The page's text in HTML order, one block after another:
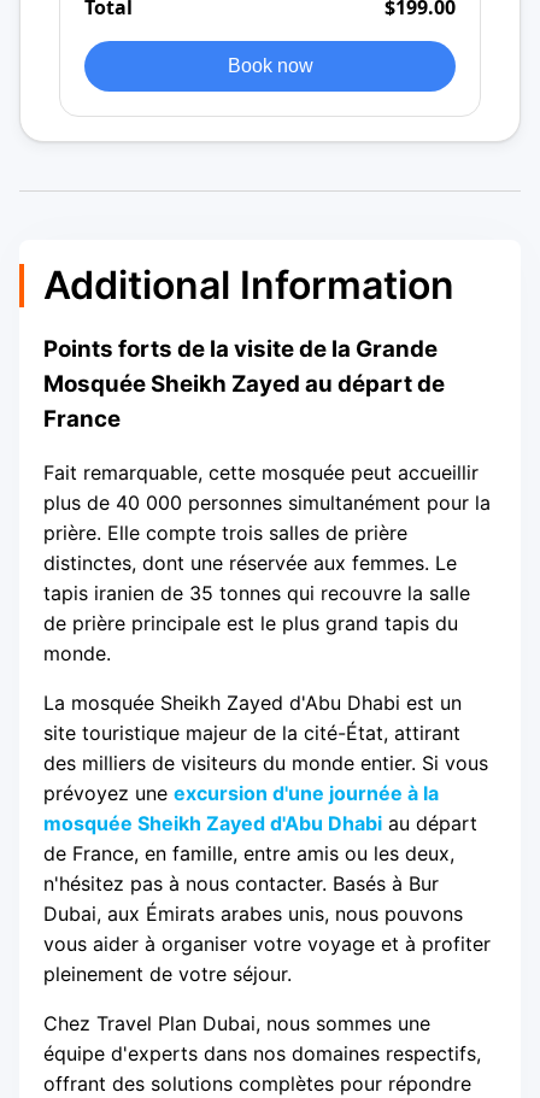
Total $199.00
Book now
Additional Information
Points forts de la visite de la Grande
Mosquée Sheikh Zayed au départ de
France
Fait remarquable, cette mosquée peut accueillir
plus de 40 000 personnes simultanément pour la
prière. Elle compte trois salles de prière
distinctes, dont une réservée aux femmes. Le
tapis iranien de 35 tonnes qui recouvre la salle
de prière principale est le plus grand tapis du
monde.
La mosquée Sheikh Zayed d'Abu Dhabi est un
site touristique majeur de la cité-État, attirant
des milliers de visiteurs du monde entier. Si vous
prévoyez une excursion d'une journée à la
mosquée Sheikh Zayed d'Abu Dhabi au départ
de France, en famille, entre amis ou les deux,
n'hésitez pas à nous contacter. Basés à Bur
Dubai, aux Émirats arabes unis, nous pouvons
vous aider à organiser votre voyage et à profiter
pleinement de votre séjour.
Chez Travel Plan Dubai, nous sommes une
équipe d'experts dans nos domaines respectifs,
offrant des solutions complètes pour répondre